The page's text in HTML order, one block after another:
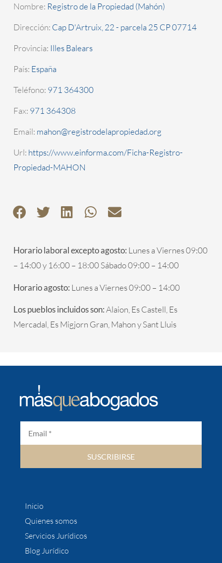
Nombre: Registro de la Propiedad (Mahón)
Dirección: Cap D'Artruix, 22 - parcela 25 CP 07714
Provincia: Illes Balears
País: España
Teléfono: 971 364300
Fax: 971 364308
Email: mahon@registrodelapropiedad.org
Url: https://www.einforma.com/Ficha-Registro-
Propiedad-MAHON
Horario laboral excepto agosto: Lunes a Viernes 09:00
– 14:00 y 16:00 – 18:00 Sábado 09:00 – 14:00
Horario agosto: Lunes a Viernes 09:00 – 14:00
Los pueblos incluidos son:Alaion, Es Castell, Es
Mercadal, Es Migjorn Gran, Mahon y Sant Lluis
SUSCRIBIRSE
Inicio
Quienes somos
Servicios Jurídicos
Blog Jurídico